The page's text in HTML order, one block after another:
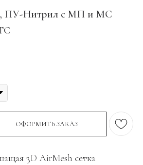
ПУ-Нитрил с МП и МС
ОФОРМИТЬ ЗАКАЗ
3D AirMesh сетка